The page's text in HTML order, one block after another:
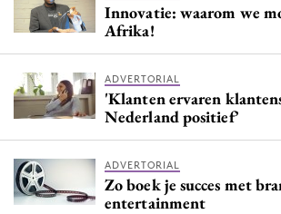
Innovatie: waarom we
Afrika!
ADVERTORIAL
'Klanten ervaren
Nederland positief’
ADVERTORIAL
Zo boek je succes met
entertainment